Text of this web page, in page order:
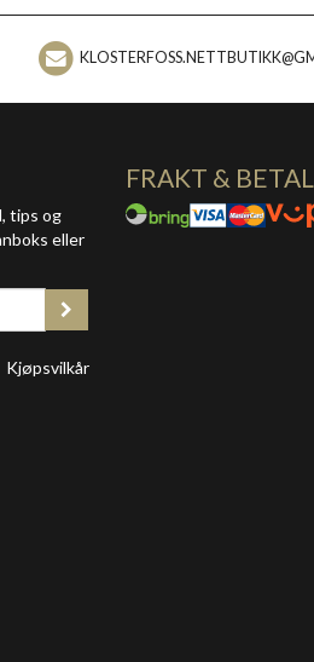
tips og
eller
Kjøpsvilkår
FRAKT &